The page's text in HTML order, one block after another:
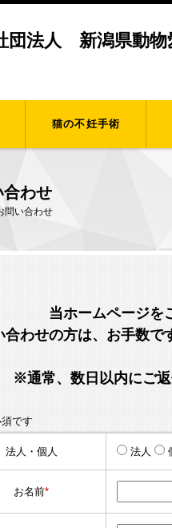
団法人 新潟県動物
猫の不妊手術
合わせ
問い合わせ
当ホームページを
合わせの方は、お手数で
※通常、数日以内にご返
です
法人・個人 法人
お名前*